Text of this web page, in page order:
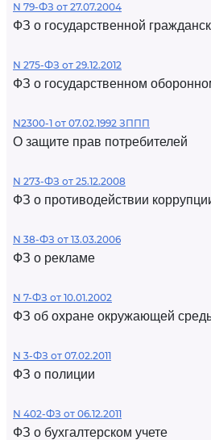
N 79-ФЗ от 27.07.2004
ФЗ о государственной
N 275-ФЗ от 29.12.2012
ФЗ о государственном
N2300-1 от 07.02.1992 ЗППП
О защите прав потребителей
N 273-ФЗ от 25.12.2008
ФЗ о противодействии
N 38-ФЗ от 13.03.2006
ФЗ о рекламе
N 7-ФЗ от 10.01.2002
ФЗ об охране окружающей
N 3-ФЗ от 07.02.2011
ФЗ о полиции
N 402-ФЗ от 06.12.2011
ФЗ о бухгалтерском учете